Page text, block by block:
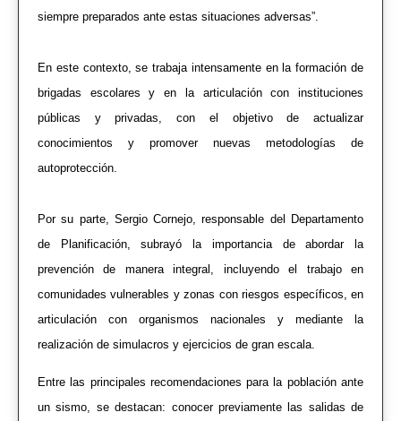
siempre preparados ante estas situaciones adversas”.
En este contexto, se trabaja intensamente en la formación de
brigadas escolares y en la articulación con instituciones
públicas y privadas, con el objetivo de actualizar
conocimientos y promover nuevas metodologías de
autoprotección.
Por su parte, Sergio Cornejo, responsable del Departamento
de Planificación, subrayó la importancia de abordar la
prevención de manera integral, incluyendo el trabajo en
comunidades vulnerables y zonas con riesgos específicos, en
articulación con organismos nacionales y mediante la
realización de simulacros y ejercicios de gran escala.
Entre las principales recomendaciones para la población ante
un sismo, se destacan: conocer previamente las salidas de